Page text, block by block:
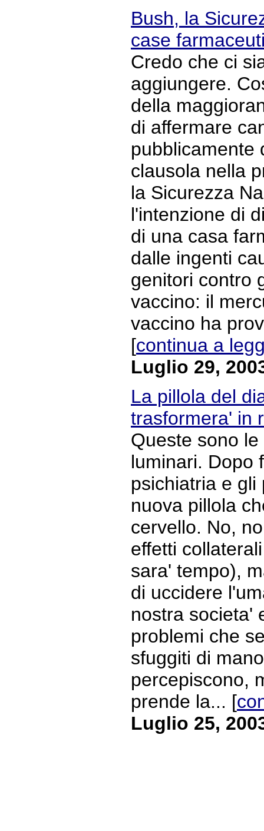
Bush, la
case
Credo che ci
aggiungere.
della
di affermare
pubblicamente
clausola nella
la Sicurezza
l'intenzione di
di una casa
dalle ingenti
genitori contro
vaccino: il
vaccino ha
[continua a
Luglio 29,
La pillola del
trasformera' in
Queste sono
luminari. Dopo
psichiatria e
nuova pillola
cervello. No,
effetti
sara' tempo),
di uccidere
nostra societa'
problemi che
sfuggiti di
percepiscono,
prende la... [
Luglio 25,